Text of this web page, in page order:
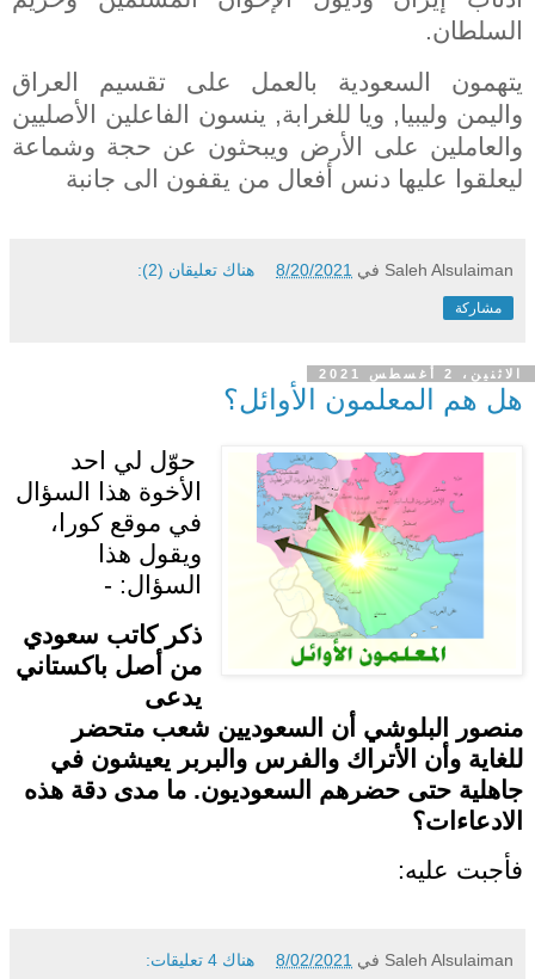
السلطان.
يتهمون السعودية بالعمل على تقسيم العراق
واليمن وليبيا, ويا للغرابة, ينسون الفاعلين الأصليين
والعاملين على الأرض ويبحثون عن حجة وشماعة
ليعلقوا عليها دنس أفعال من يقفون الى جانبة
Saleh Alsulaiman في 8/20/2021 هناك تعليقان (2):
مشاركة
الاثنين، 2 أغسطس 2021
هل هم المعلمون الأوائل؟
حوّل لي احد
الأخوة هذا السؤال
في موقع كورا،
ويقول هذا
السؤال: -
ذكر كاتب سعودي
من أصل باكستاني
يدعى
منصور البلوشي أن السعوديين شعب متحضر
للغاية وأن الأتراك والفرس والبربر يعيشون في
جاهلية حتى حضرهم السعوديون. ما مدى دقة هذه
الادعاءات؟
فأجبت عليه:
Saleh Alsulaiman في 8/02/2021 هناك 4 تعليقات: